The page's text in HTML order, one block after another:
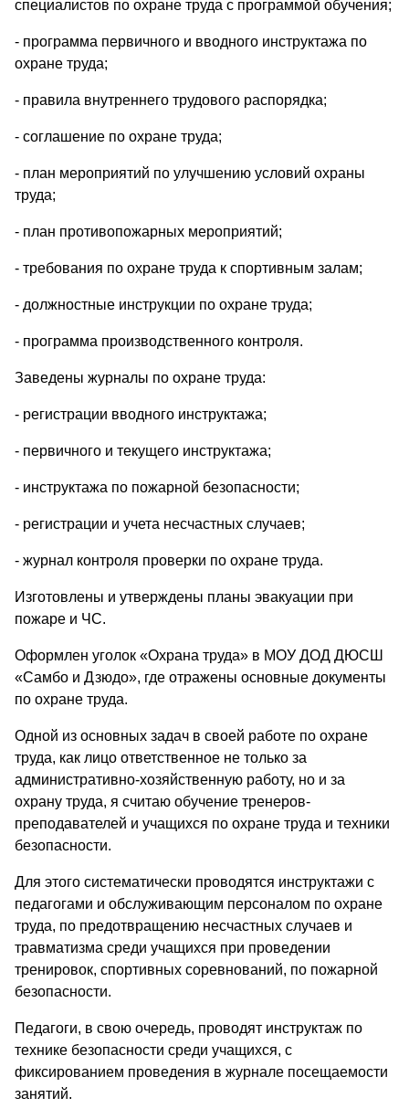
специалистов по охране труда с программой обучения;
- программа первичного и вводного инструктажа по
охране труда;
- правила внутреннего трудового распорядка;
- соглашение по охране труда;
- план мероприятий по улучшению условий охраны
труда;
- план противопожарных мероприятий;
- требования по охране труда к спортивным залам;
- должностные инструкции по охране труда;
- программа производственного контроля.
Заведены журналы по охране труда:
- регистрации вводного инструктажа;
- первичного и текущего инструктажа;
- инструктажа по пожарной безопасности;
- регистрации и учета несчастных случаев;
- журнал контроля проверки по охране труда.
Изготовлены и утверждены планы эвакуации при
пожаре и ЧС.
Оформлен уголок «Охрана труда» в МОУ ДОД ДЮСШ
«Самбо и Дзюдо», где отражены основные документы
по охране труда.
Одной из основных задач в своей работе по охране
труда, как лицо ответственное не только за
административно-хозяйственную работу, но и за
охрану труда, я считаю обучение тренеров-
преподавателей и учащихся по охране труда и техники
безопасности.
Для этого систематически проводятся инструктажи с
педагогами и обслуживающим персоналом по охране
труда, по предотвращению несчастных случаев и
травматизма среди учащихся при проведении
тренировок, спортивных соревнований, по пожарной
безопасности.
Педагоги, в свою очередь, проводят инструктаж по
технике безопасности среди учащихся, с
фиксированием проведения в журнале посещаемости
занятий.